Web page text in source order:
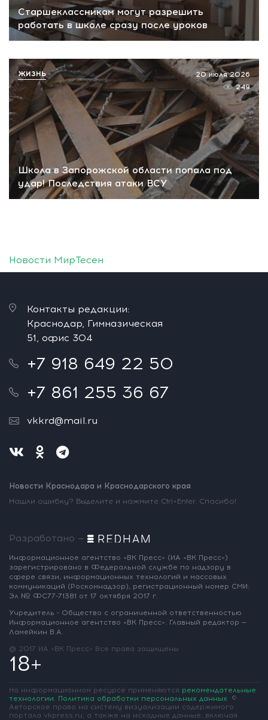
Старшеклассникам могут разрешить
работать в школе сразу после уроков
Школа в Запорожской области попала под
удар! Последствия атаки ВСУ
20 июля 2026
249
ЖИЗНЬ
Новости МирТесен
Контакты редакции:
Краснодар, Гимназическая
51, офис 304
+7 918 649 22 50
+7 861 255 36 67
vkkrd@mail.ru
Новости Краснодара и Краснодарского края
Нашли ошибку? Выделите и нажмите Ctrl+Enter. Спасибо!
Разработано —
Информационное агентство «ВК Пресс» (ИА «ВК Пресс»)
зарегистрировано в Федеральной службе по надзору в
сфере связи, информационных технологий и массовых
коммуникаций (Роскомнадзор), регистрационный номер СМИ:
Эл № ФС77-71381 от 17 октября 2017 г.
Учредитель - Общество с ограниченной ответственностью
Информационное агентство «ВК Пресс». Главный редактор —
Ламейкин В.А.
@ 2017 ИА «ВК Пресс» Все права защищены
18+
На информационном ресурсе применяются рекомендательные
технологии. Политика обработки персональных данных. ©
Авторское право на систему визуализации содержимого
портала vkpress.ru, а также на исходные данные, включая